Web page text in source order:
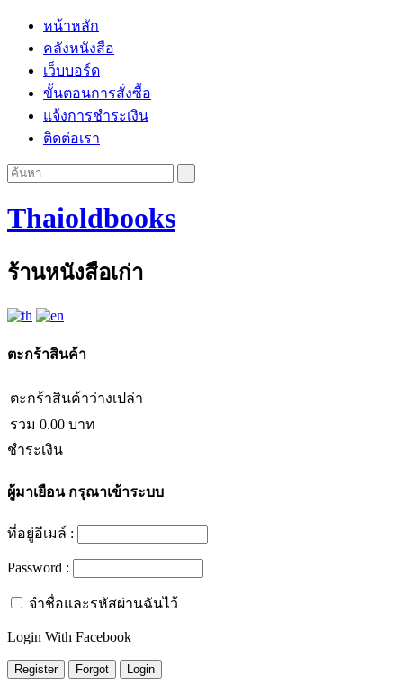
หน้าหลัก
คลังหนังสือ
เว็บบอร์ด
ขั้นตอนการสั่งซื้อ
แจ้งการชำระเงิน
ติดต่อเรา
Thaioldbooks
ร้านหนังสือเก่า
ตะกร้าสินค้า
ตะกร้าสินค้าว่างเปล่า
รวม 0.00 บาท
ชำระเงิน
ผู้มาเยือนกรุณาเข้าระบบ
ที่อยู่อีเมล์ :
Password :
จำชื่อและรหัสผ่านฉันไว้
Login With Facebook